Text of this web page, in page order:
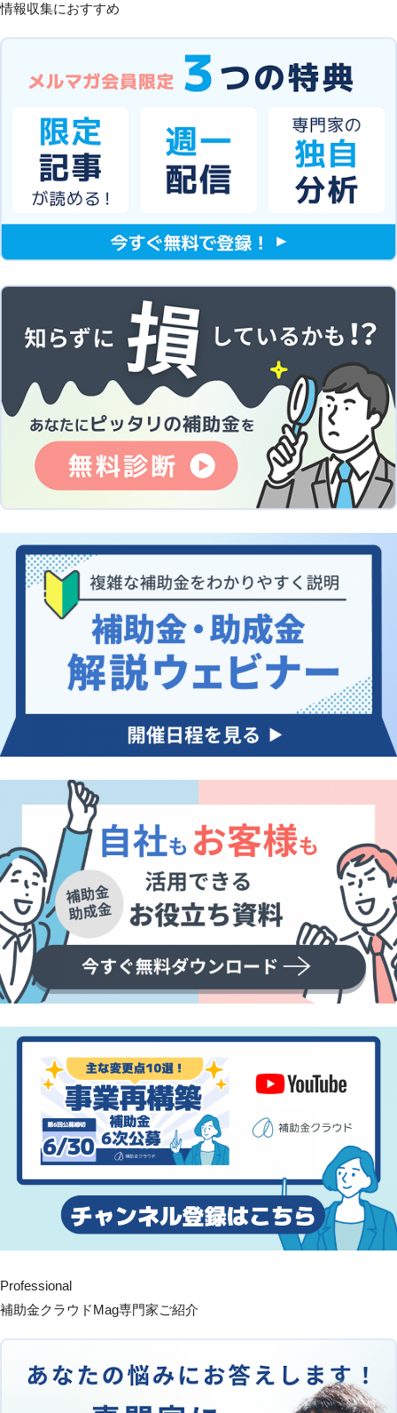
情報収集におすすめ
Professional
補助金クラウドMag専門家ご紹介